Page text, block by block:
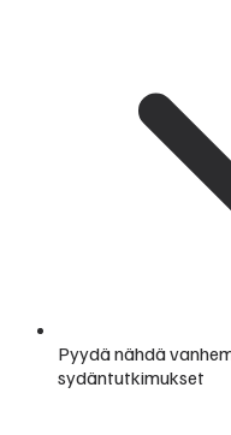
Pyydä nähdä
sydäntutkimukset